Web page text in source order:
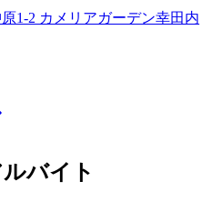
1-2 カメリアガーデン幸田内
バイト